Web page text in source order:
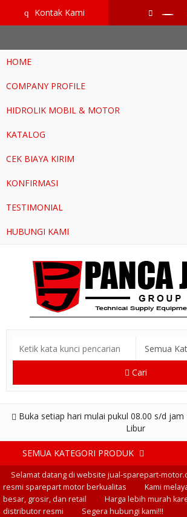
google-site-verification=RoKuikKKhptiWlhVH0-
YTG8htM_ix_Dp9Go
q Kontak Kami
HOME
COMPANY PROFILE
HIDROLIK MOBIL & MOTOR
KATALOG
CEK BIAYA KIRIM
KONFIRMASI
TESTIMONIAL
HUBUNGI KAMI
Cari
Buka setiap hari mulai pukul 08.00 s/d jam
Libur
SEMUA KATEGORI PRODUK
Selamat datang di website jual-sparepart-
resmi sparepart motor berkualitas
Kami
besar, grosir, dan retail
Harga lebih murah
distributor resmi
Segera hubungi kami!!!